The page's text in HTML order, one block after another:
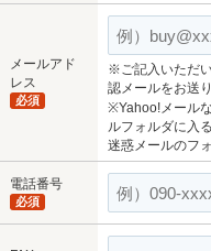
メールアド
レス
必須
※ご記入いただ
認メールをお送
※Yahoo!メール
ルフォルダに入
迷惑メールのフ
電話番号
必須